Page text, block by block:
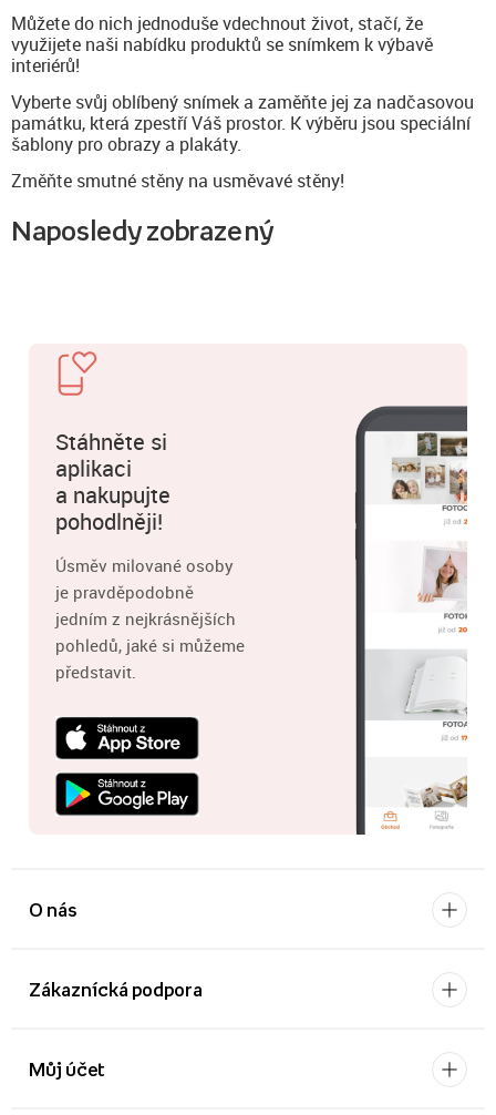
Můžete do nich jednoduše vdechnout život, stačí, že
využijete naši nabídku produktů se snímkem k výbavě
interiérů!
Vyberte svůj oblíbený snímek a zaměňte jej za nadčasovou
památku, která zpestří Váš prostor. K výběru jsou speciální
šablony pro obrazy a plakáty.
Změňte smutné stěny na usměvavé stěny!
Naposledy zobrazený
Stáhněte si
aplikaci
a nakupujte
pohodlněji!
Úsměv milované osoby
je pravděpodobně
jedním z nejkrásnějších
pohledů, jaké si můžeme
představit.
O nás
Zákaznícká podpora
Můj účet